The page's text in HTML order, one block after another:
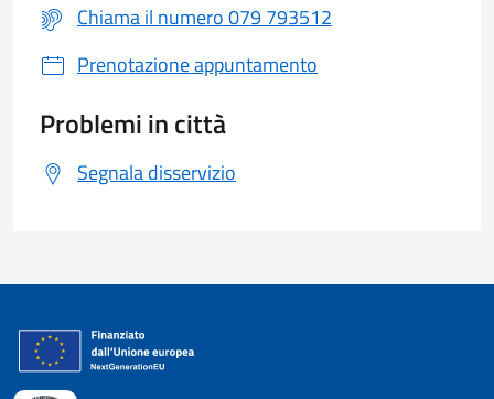
Chiama il numero 079 793512
Prenotazione appuntamento
Problemi in città
Segnala disservizio